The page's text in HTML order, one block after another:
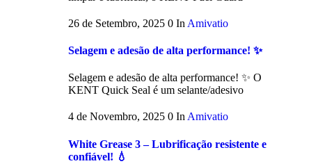
26 de Setembro, 2025 0 In Amivatio
Selagem e adesão de alta performance! ✨
Selagem e adesão de alta performance! ✨ O
KENT Quick Seal é um selante/adesivo
4 de Novembro, 2025 0 In Amivatio
White Grease 3 – Lubrificação resistente e
confiável! 💧